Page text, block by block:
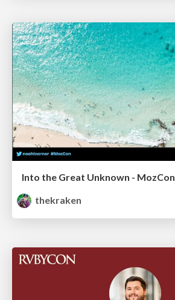
Into the Great Unknown - MozCon
thekraken